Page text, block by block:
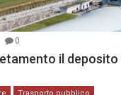
0
il
Trasporto pubblico